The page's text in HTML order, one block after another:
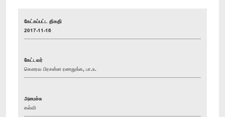
கேட்கப்பட்ட திகதி
2017-11-16
கேட்டவர்
கௌரவ பிரசன்ன ரணதுங்க, பா.உ.
அமைச்சு
கல்வி